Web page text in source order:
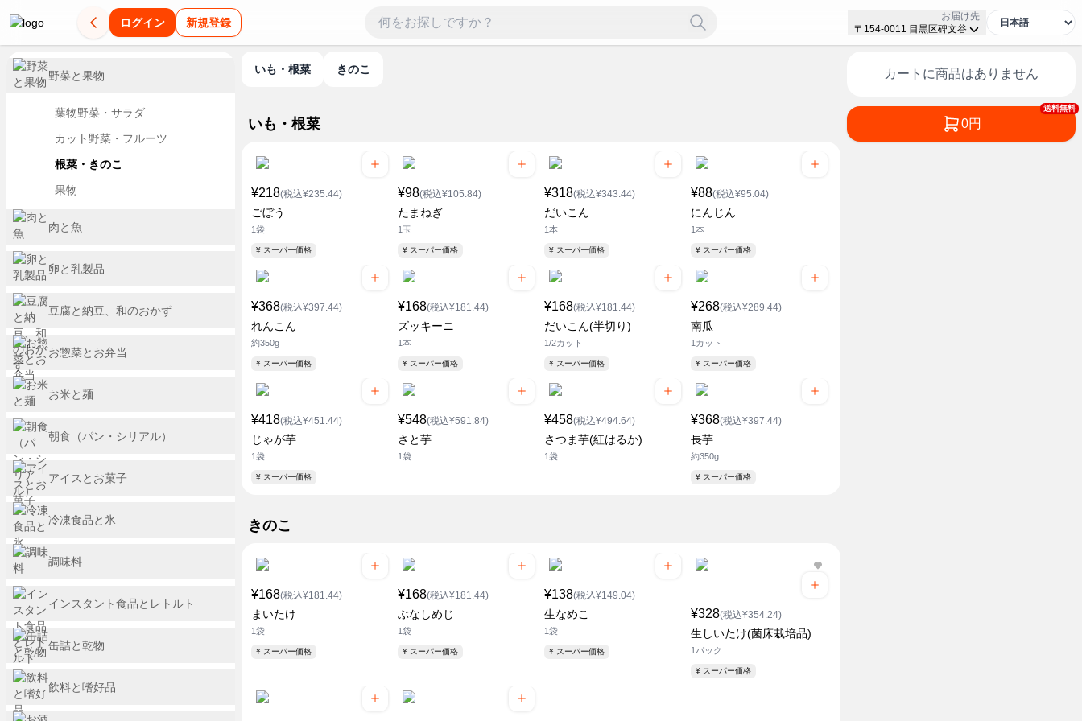
ログイン 新規登録
お届け先
〒154-0011 目黒区碑文谷
いも・根菜 きのこ
いも・根菜
¥218(税込¥235.44)
ごぼう
1袋
¥ スーパー価格
¥98(税込¥105.84)
たまねぎ
1玉
¥ スーパー価格
¥318(税込¥343.44)
だいこん
1本
¥ スーパー価格
¥88(税込¥95.04)
にんじん
1本
¥ スーパー価格
¥368(税込¥397.44)
れんこん
約350g
¥ スーパー価格
¥168(税込¥181.44)
ズッキーニ
1本
¥ スーパー価格
¥168(税込¥181.44)
だいこん(半切り)
1/2カット
¥ スーパー価格
¥268(税込¥289.44)
南瓜
1カット
¥ スーパー価格
¥418(税込¥451.44)
じゃが芋
1袋
¥ スーパー価格
¥548(税込¥591.84)
さと芋
1袋
¥458(税込¥494.64)
さつま芋(紅はるか)
1袋
¥368(税込¥397.44)
長芋
約350g
¥ スーパー価格
きのこ
¥168(税込¥181.44)
まいたけ
1袋
¥ スーパー価格
¥168(税込¥181.44)
ぶなしめじ
1袋
¥ スーパー価格
¥138(税込¥149.04)
生なめこ
1袋
¥ スーパー価格
¥328(税込¥354.24)
生しいたけ(菌床栽培品)
1パック
¥ スーパー価格
カートに商品はありません
送料無料
0円
野菜と果物
葉物野菜・サラダ
カット野菜・フルーツ
根菜・きのこ
果物
肉と魚
卵と乳製品
豆腐と納豆、和のおかず
お惣菜とお弁当
お米と麺
朝食（パン・シリアル）
アイスとお菓子
冷凍食品と氷
調味料
インスタント食品とレトルト
缶詰と乾物
飲料と嗜好品